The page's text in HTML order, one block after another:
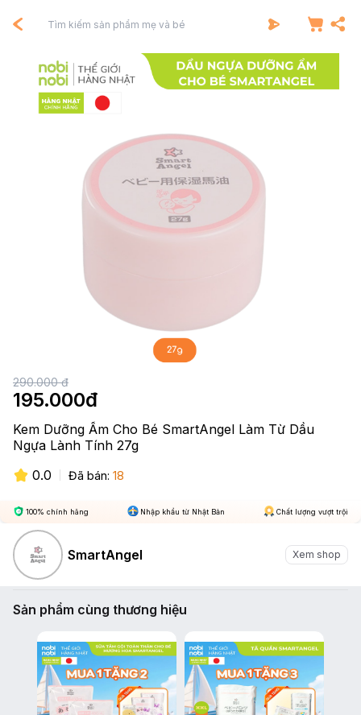
290.000đ
195.000đ
Kem Dưỡng Ẩm Cho Bé SmartAngel Làm Từ Dầu
Ngựa Lành Tính 27g
0.0
Đã bán: 18
100% chính hãng Nhập khẩu từ Nhật Bản Chất lượng vượt trội
SmartAngel Xem shop
Sản phẩm cùng thương hiệu